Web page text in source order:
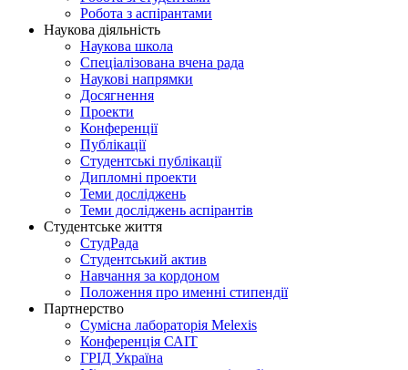
Робота з аспірантами
Наукова діяльність
Наукова школа
Спеціалізована вчена рада
Наукові напрямки
Досягнення
Проекти
Конференції
Публікації
Студентські публікації
Дипломні проекти
Теми досліджень
Теми досліджень аспірантів
Студентське життя
СтудРада
Студентський актив
Навчання за кордоном
Положення про именні стипендії
Партнерство
Сумісна лабораторія Melexis
Конференція САІТ
ГРІД Україна